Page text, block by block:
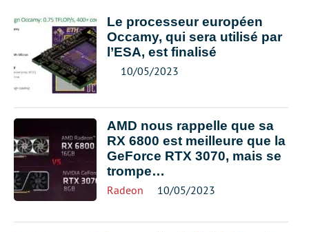
Le processeur européen
Occamy, qui sera utilisé par
l’ESA, est finalisé
10/05/2023
AMD nous rappelle que sa
RX 6800 est meilleure que la
GeForce RTX 3070, mais se
trompe…
Radeon 10/05/2023